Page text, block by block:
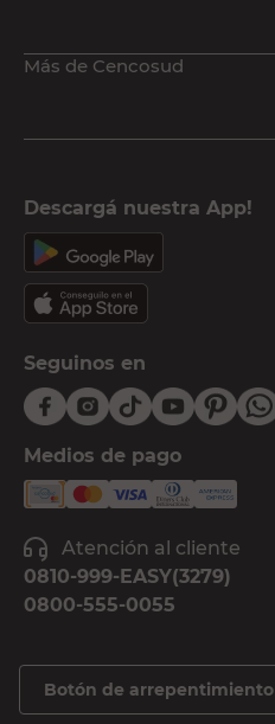
Más de Cencosud
Descargá nuestra App!
Seguinos en
Medios de pago
Atención al cliente
0810-999-EASY(3279)
0800-555-0055
Botón de arrepentimiento